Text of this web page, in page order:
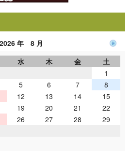
2026 年 8 月
水 木 金
土
1
5 6 7
8
12 13 14
15
19 20 21
22
26 27 28
29